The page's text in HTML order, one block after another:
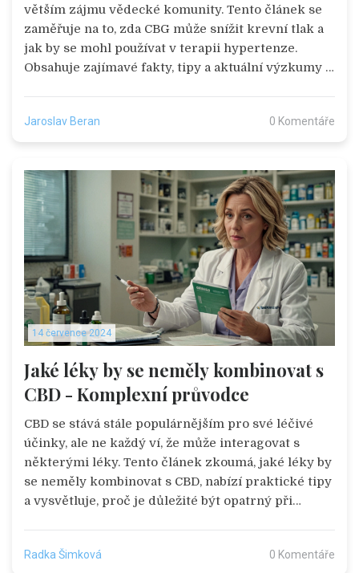
větším zájmu vědecké komunity. Tento článek se
zaměřuje na to, zda CBG může snížit krevní tlak a
jak by se mohl používat v terapii hypertenze.
Obsahuje zajímavé fakty, tipy a aktuální výzkumy o
zdraví.
Jaroslav Beran 0 Komentáře
14 července 2024
Jaké léky by se neměly kombinovat s
CBD - Komplexní průvodce
CBD se stává stále populárnějším pro své léčivé
účinky, ale ne každý ví, že může interagovat s
některými léky. Tento článek zkoumá, jaké léky by
se neměly kombinovat s CBD, nabízí praktické tipy
a vysvětluje, proč je důležité být opatrný při
problematice.
Radka Šimková 0 Komentáře